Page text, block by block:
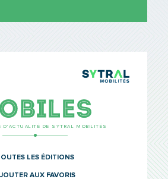
D’ACTUALITÉ DE SYTRAL MOBILITÉS
LES ÉDITIONS
AUX FAVORIS